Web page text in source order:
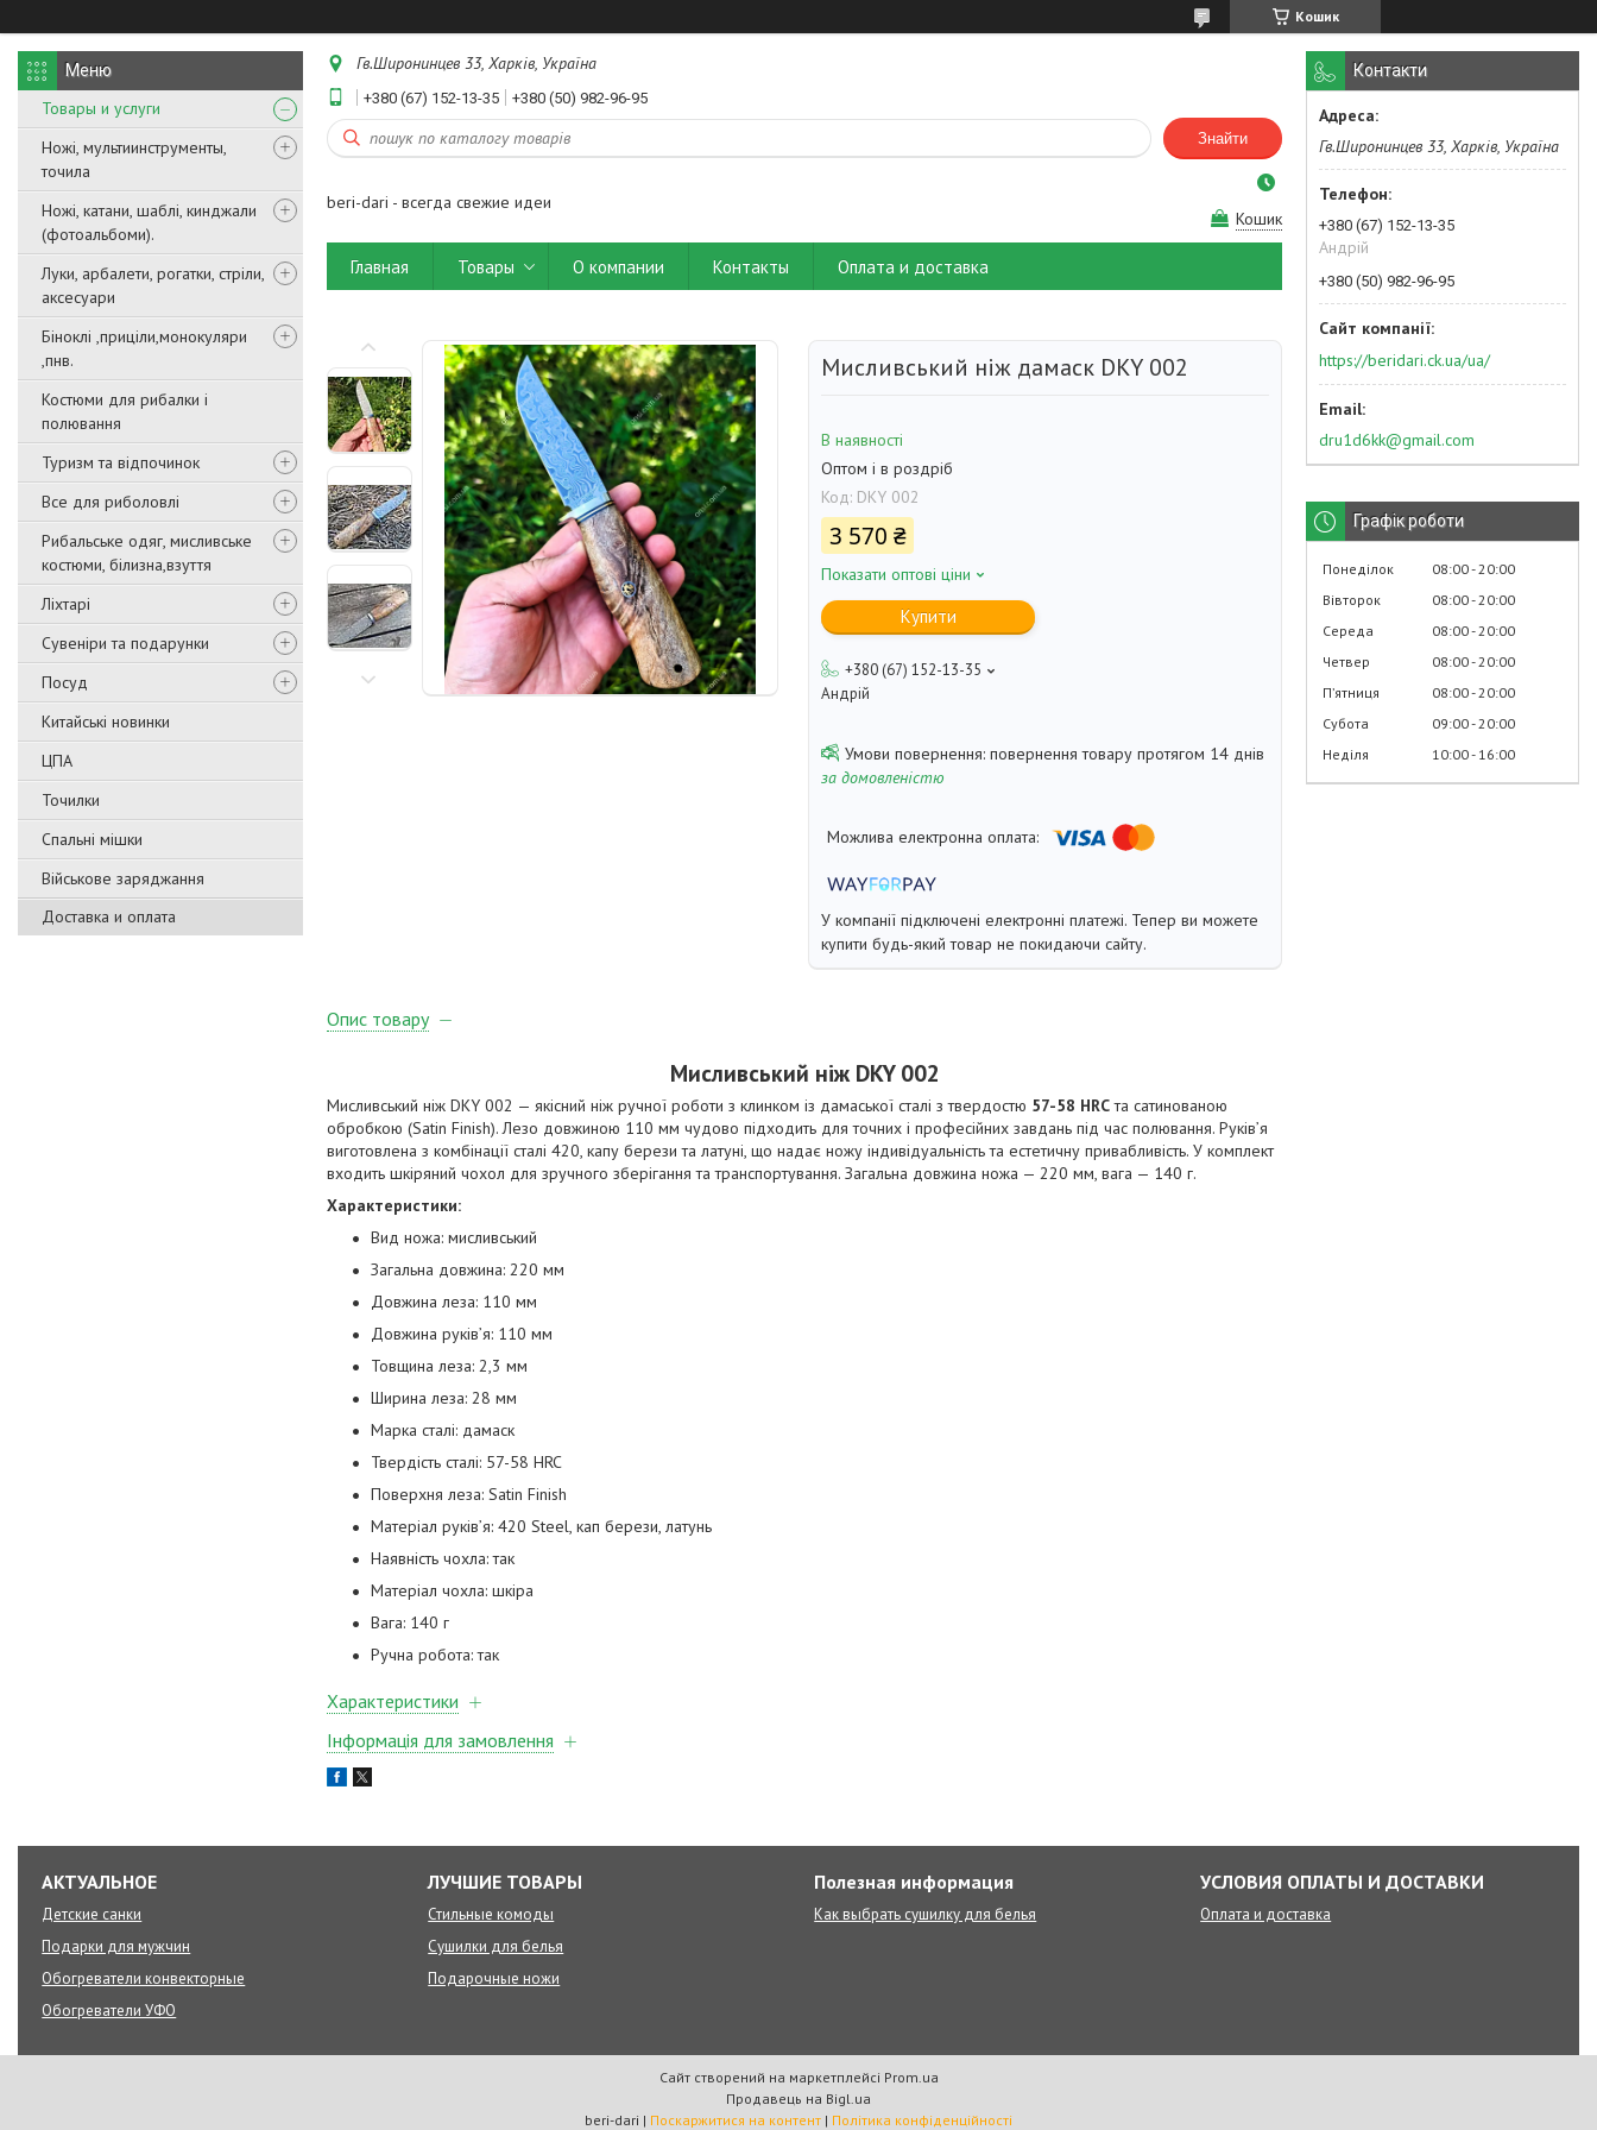
Кошик
Товары и услуги
Ножі, мультиинструменты,
точила
Ножі, катани, шаблі, кинджали
(фотоальбоми).
Луки, арбалети, рогатки, стріли,
аксесуари
Біноклі ,приціли,монокуляри
,пнв.
Костюми для рибалки і
полювання
Туризм та відпочинок
Все для риболовлі
Рибальське одяг, мисливське
костюми, білизна,взуття
Ліхтарі
Сувеніри та подарунки
Посуд
Китайські новинки
ЦПА
Точилки
Спальні мішки
Військове заряджання
Доставка и оплата
Гв.Широнинцев 33, Харків, Україна
+380 (67) 152-13-35 +380 (50) 982-96-95
Знайти
beri-dari - всегда свежие идеи
Кошик
Главная Товары О компании Контакты Оплата и доставка
Мисливський ніж дамаск DKY 002
В наявності
Оптом і в роздріб
Код: DKY 002
3 570 ₴
Показати оптові ціни
Купити
+380 (67) 152-13-35
Андрій
повернення товару протягом 14 днів
за домовленістю
У компанії підключені електронні платежі. Тепер ви можете
купити будь-який товар не покидаючи сайту.
Опис товару
Мисливський ніж DKY 002
Мисливський ніж DKY 002 — якісний ніж ручної роботи з клинком із дамаської сталі з твердостю 57-58 HRCта сатинованою
обробкою (Satin Finish). Лезо довжиною 110 мм чудово підходить для точних і професійних завдань під час полювання. Руків’я
виготовлена з комбінації сталі 420, капу берези та латуні, що надає ножу індивідуальність та естетичну привабливість. У комплект
входить шкіряний чохол для зручного зберігання та транспортування. Загальна довжина ножа — 220 мм, вага — 140 г.
Характеристики:
Вид ножа: мисливський
Загальна довжина: 220 мм
Довжина леза: 110 мм
Довжина руків’я: 110 мм
Товщина леза: 2,3 мм
Ширина леза: 28 мм
Марка сталі: дамаск
Твердість сталі: 57-58 HRC
Поверхня леза: Satin Finish
Матеріал руків’я: 420 Steel, кап берези, латунь
Наявність чохла: так
Матеріал чохла: шкіра
Вага: 140 г
Ручна робота: так
Характеристики
Інформація для замовлення
Контакти
Гв.Широнинцев 33, Харків, Україна
+380 (67) 152-13-35
Андрій
+380 (50) 982-96-95
https://beridari.ck.ua/ua/
dru1d6kk@gmail.com
Графік роботи
Понеділок 08:00 20:00
Вівторок
08:00 20:00
Середа
08:00 20:00
Четвер
08:00 20:00
Пʼятниця
08:00 20:00
Субота
09:00 20:00
Неділя
10:00 16:00
АКТУАЛЬНОЕ
Детские санки
Подарки для мужчин
Обогреватели конвекторные
Обогреватели УФО
ЛУЧШИЕ ТОВАРЫ
Стильные комоды
Сушилки для белья
Подарочные ножи
Полезная информация
Как выбрать сушилку для белья
УСЛОВИЯ ОПЛАТЫ И ДОСТАВКИ
Оплата и доставка
Сайт створений на маркетплейсі Prom.ua
Продавець на Bigl.ua
beri-dari | Поскаржитися на контент | Політика конфіденційності